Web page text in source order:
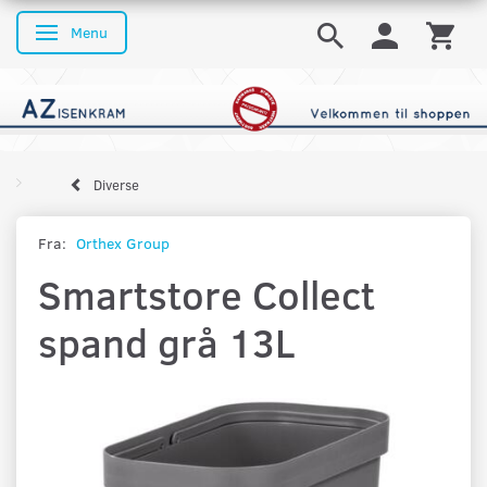
Skifte navigation
Menu
Diverse
Fra: Orthex Group
Smartstore Collect
spand grå 13L